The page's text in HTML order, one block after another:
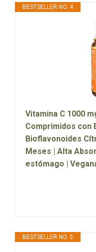
BESTSELLER NO. 4
Vitamina C 1000
Comprimidos con
Bioflavonoides
Meses | Alta
estómago |
BESTSELLER NO. 5